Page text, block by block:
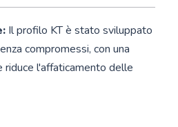
Il profilo KT è stato sviluppato
compromessi, con una
riduce l'affaticamento delle